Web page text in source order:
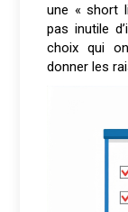
une « short
pas inutile
choix qui
donner les